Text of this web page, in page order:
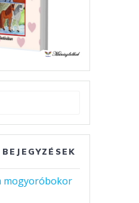
mogyoróbokor